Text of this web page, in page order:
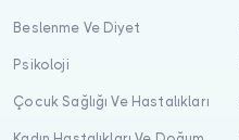
Beslenme Ve Diyet
Psikoloji
Çocuk Sağlığı Ve Hastalıkları